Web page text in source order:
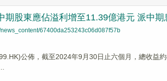
期股東應佔溢利增至11.39億港元 派中期
67400da253243c06d087f57b
公佈，截至2024年9月30日止六個月，總收益